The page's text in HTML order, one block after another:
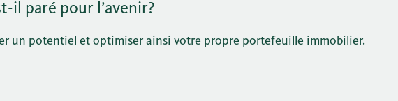
paré pour l’avenir?
un potentiel et optimiser ainsi votre propre portefeuille immobilier.